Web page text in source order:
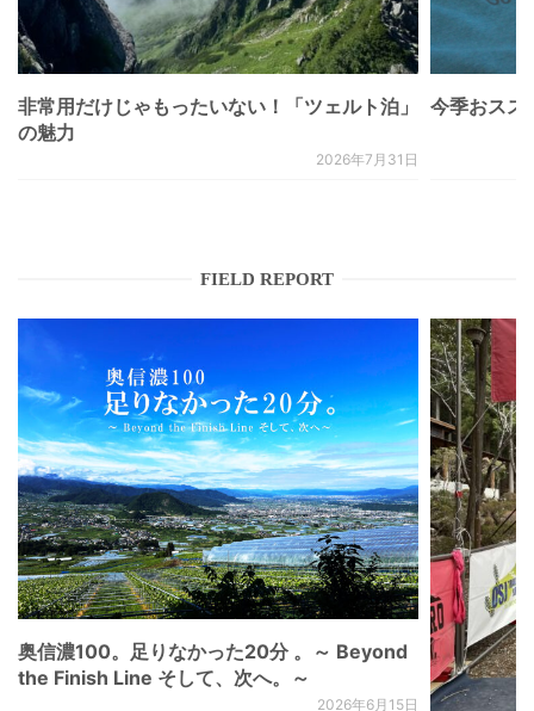
非常用だけじゃもったいない！「ツェルト泊」
の魅力
2026年7月31日
今季おスス
FIELD REPORT
奥信濃100。足りなかった20分 。～ Beyond
the Finish Line そして、次へ。～
2026年6月15日